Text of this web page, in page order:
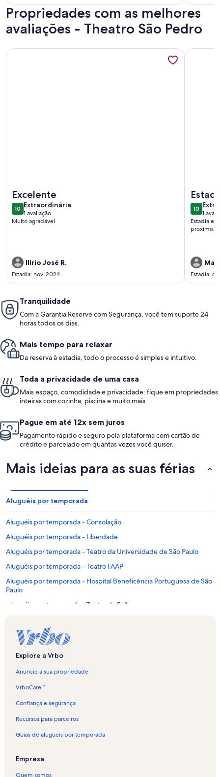
Propriedades com as melhores
avaliações - Theatro São Pedro
Excelente
1010 de 10
Extraordinária
extraordinária
1 avaliação
(1
avaliação)
Muito agradável
Ilirio José R.
Estadia: nov. 2024
Mais informações sobre Lazer proximo av. Paulista
1010 de 10
1
(1
Estadia
proximo.
Estadia:
Mais
Tranquilidade
Com a Garantia Reserve com Segurança, você tem suporte 24
horas todos os dias.
Mais tempo para relaxar
Da reserva à estadia, todo o processo é simples e intuitivo.
Toda a privacidade de uma casa
Mais espaço, comodidade e privacidade: fique em propriedades
inteiras com cozinha, piscina e muito mais.
Pague em até 12x sem juros
Pagamento rápido e seguro pela plataforma com cartão de
crédito e parcelado em quantas vezes você quiser.
Mais ideias para as suas férias
Aluguéis por temporada
Aluguéis por temporada - Consolação
Aluguéis por temporada - Liberdade
Aluguéis por temporada - Teatro da Universidade de São Paulo
Aluguéis por temporada - Teatro FAAP
Aluguéis por temporada - Hospital Beneficência Portuguesa de São
Paulo
Aluguéis por temporada - Teatro da Folha
Aluguéis por temporada - Barra Funda
Misericórdia de São Paulo
Aluguéis por temporada - Riviera de São Lourenço
Aluguéis por temporada - Guarujá
Aluguéis por temporada - Edifício Copan
Explore a Vrbo
Anuncie a sua propriedade
VrboCare™
Confiança e segurança
Recursos para parceiros
Guias de aluguéis por temporada
Empresa
Quem somos